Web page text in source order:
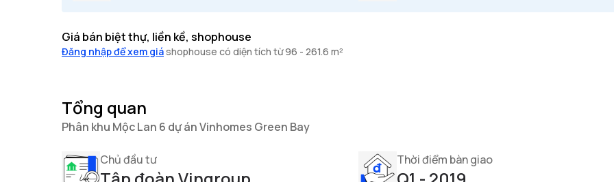
Giá bán biệt thự, liền kề, shophouse
Đăng nhập để xem giáshophouse có diện tích từ 96 - 261.6 m²
Tổng quan
Phân khu Mộc Lan 6 dự án Vinhomes Green Bay
Chủ đầu tư Thời điểm bàn giao